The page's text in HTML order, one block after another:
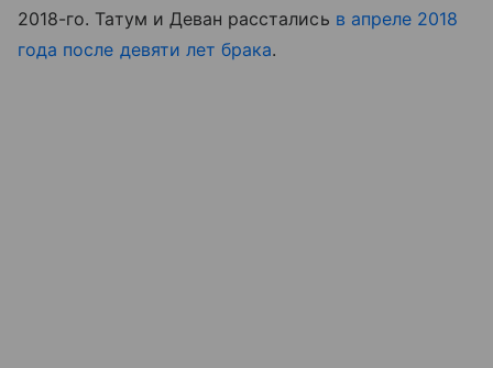
2018-го. Татум и Деван расстались в апреле 2018
года после девяти лет брака.